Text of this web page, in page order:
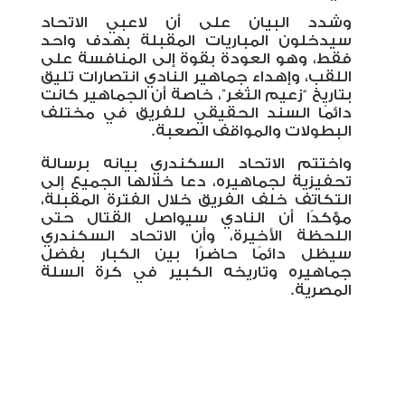
وشدد البيان على أن لاعبي الاتحاد
سيدخلون المباريات المقبلة بهدف واحد
فقط، وهو العودة بقوة إلى المنافسة على
اللقب، وإهداء جماهير النادي انتصارات تليق
بتاريخ “زعيم الثغر”، خاصة أن الجماهير كانت
دائمًا السند الحقيقي للفريق في مختلف
البطولات والمواقف الصعبة.
واختتم الاتحاد السكندري بيانه برسالة
تحفيزية لجماهيره، دعا خلالها الجميع إلى
التكاتف خلف الفريق خلال الفترة المقبلة،
مؤكدًا أن النادي سيواصل القتال حتى
اللحظة الأخيرة، وأن الاتحاد السكندري
سيظل دائمًا حاضرًا بين الكبار بفضل
جماهيره وتاريخه الكبير في كرة السلة
المصرية.